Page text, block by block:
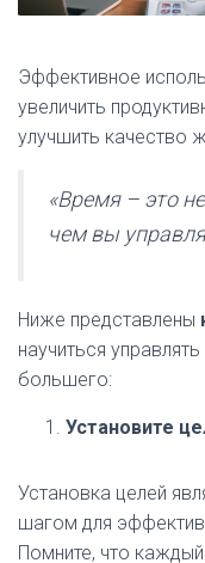
Эффективное
увеличить
улучшить качество
«Время – это
чем вы
Ниже представлены
научиться
большего:
Установите
Установка целей
шагом для
Помните, что